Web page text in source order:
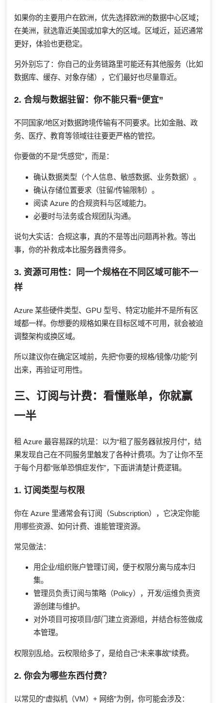
如果你的主要用户在欧洲，优先选择欧洲的数据中心区域；
在美洲，就选靠近美国或加拿大的区域。区域近，延迟通常
更好，体验也更稳定。
另外别忘了：你自己的业务链路里可能还有其他服务（比如
数据库、缓存、对象存储），它们最好也尽量靠近。
2. 合规与数据驻留：你不能只看“便宜”
不同国家/地区对数据跨境传输有不同要求。比如金融、政
务、医疗、教育等领域往往要更严格的管控。
你要做的不是“凭感觉”，而是：
确认数据类型（个人信息、敏感数据、业务数据）。
确认存储位置要求（驻留/传输限制）。
阅读 Azure 的合规资料与区域能力。
必要时与法务或合规团队沟通。
说句大实话：合规这事，真的不是等出问题再补救。等出
事，你的补救成本比服务器贵得多。
3. 资源可用性：同一个规格在不同区域可能不一
样
Azure 某些硬件类型、GPU 型号、特定功能并不是所有区
域都一样。你想要的规格如果在目标区域不可用，就会被迫
调整架构或换区域。
所以建议你在确定区域前，先把“你要的规格/镜像/功能”列
出来，再验证可用性。
三、订阅与计费：看懂账单，你就赢
一半
租 Azure 最容易踩的坑是：以为“租了服务器就按月付”，结
果发现自己在不同服务里触发了各种计费项。为了让你不至
于每个月都“账单恐惧症发作”，下面讲清楚计费逻辑。
1. 订阅类型与权限
你在 Azure 里通常会有订阅（Subscription），它决定你能
用哪些资源、如何计费、谁能管理资源。
常见做法：
用企业/组织账户管理订阅，便于权限分离与成本归
集。
管理员负责订阅与策略（Policy），开发/运维负责资
源创建与维护。
对外项目可按项目/部门建立资源组，并结合标签做成
本管理。
权限别乱给。云权限给多了，是给自己“未来事故”续费。
2. 你会为哪些东西付费？
以常见的“虚拟机（VM）+ 网络”为例，你可能会涉及：